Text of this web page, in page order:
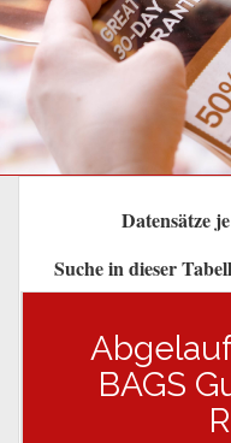
Datensätze
Suche in dieser
BAGS